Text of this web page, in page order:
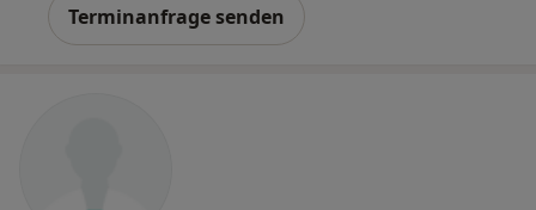
Terminanfrage senden